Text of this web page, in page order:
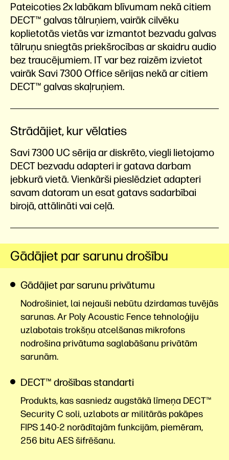
Pateicoties 2x labākam blīvumam nekā citiem
DECT™ galvas tālruņiem, vairāk cilvēku
koplietotās vietās var izmantot bezvadu galvas
tālruņu sniegtās priekšrocības ar skaidru audio
bez traucējumiem. IT var bez raizēm izvietot
vairāk Savi 7300 Office sērijas nekā ar citiem
DECT™ galvas skaļruņiem.
Strādājiet, kur vēlaties
Savi 7300 UC sērija ar diskrēto, viegli lietojamo
DECT bezvadu adapteri ir gatava darbam
jebkurā vietā. Vienkārši pieslēdziet adapteri
savam datoram un esat gatavs sadarbībai
birojā, attālināti vai ceļā.
Gādājiet par sarunu drošību
Gādājiet par sarunu privātumu
Nodrošiniet, lai nejauši nebūtu dzirdamas tuvējās
sarunas. Ar Poly Acoustic Fence tehnoloģiju
uzlabotais trokšņu atcelšanas mikrofons
nodrošina privātuma saglabāšanu privātām
sarunām.
DECT™ drošības standarti
Produkts, kas sasniedz augstākā līmeņa DECT™
Security C soli, uzlabots ar militārās pakāpes
FIPS 140-2 norādītajām funkcijām, piemēram,
256 bitu AESšifrēšanu.